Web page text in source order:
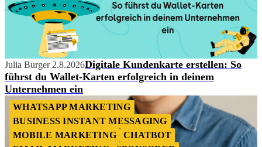
Julia Burger 2.8.2026Digitale Kundenkarte erstellen: So
führst du Wallet-Karten erfolgreich in deinem
Unternehmen ein
WHATSAPP MARKETING
BUSINESS INSTANT MESSAGING
MOBILE MARKETING
CHATBOT